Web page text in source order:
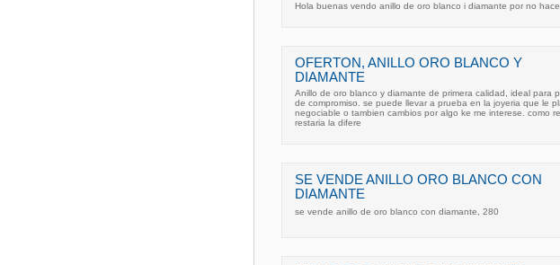
Hola buenas vendo anillo de oro blanco i diamante por no
OFERTON, ANILLO ORO BLANCO Y
DIAMANTE
Anillo de oro blanco y diamante de primera calidad, ideal para
de compromiso. se puede llevar a prueba en la joyeria que le
negociable o tambien cambios por algo ke me interese. como
restaria la difere
SE VENDE ANILLO ORO BLANCO CON
DIAMANTE
se vende anillo de oro blanco con diamante, 280